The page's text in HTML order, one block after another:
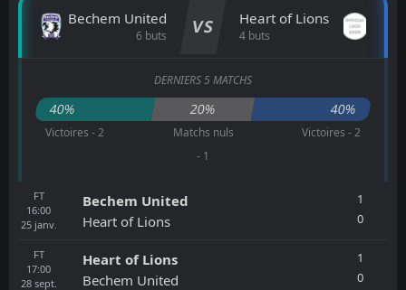
Bechem United
6 buts VS Heart of Lions
4 buts
DERNIERS 5 MATCHS
40% 20% 40%
Victoires - 2
Matchs nuls
- 1
Victoires - 2
FT
16:00
25 janv.
Bechem United
Heart of Lions
1
0
FT
17:00
28 sept.
Heart of Lions
Bechem United
1
0